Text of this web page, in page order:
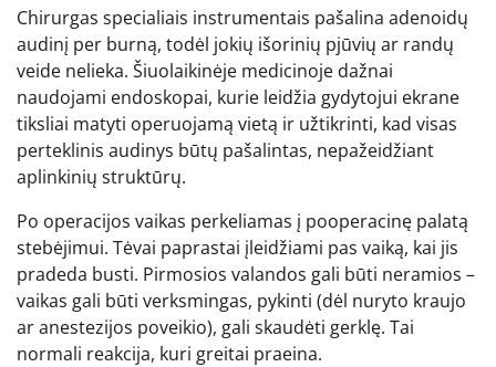
Chirurgas specialiais instrumentais pašalina adenoidų
audinį per burną, todėl jokių išorinių pjūvių ar randų
veide nelieka. Šiuolaikinėje medicinoje dažnai
naudojami endoskopai, kurie leidžia gydytojui ekrane
tiksliai matyti operuojamą vietą ir užtikrinti, kad visas
perteklinis audinys būtų pašalintas, nepažeidžiant
aplinkinių struktūrų.
Po operacijos vaikas perkeliamas į pooperacinę palatą
stebėjimui. Tėvai paprastai įleidžiami pas vaiką, kai jis
pradeda busti. Pirmosios valandos gali būti neramios –
vaikas gali būti verksmingas, pykinti (dėl nuryto kraujo
ar anestezijos poveikio), gali skaudėti gerklę. Tai
normali reakcija, kuri greitai praeina.